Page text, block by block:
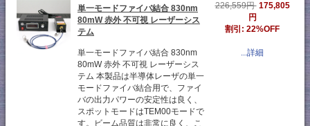
単一モードファイバ結合 830nm
80mW 赤外 不可視 レーザーシス
テム
単一モードファイバ結合 830nm
80mW 赤外 不可視 レーザーシス
テム 本製品は半導体レーザの単一
モードファイバ結合用で、ファイ
バの出力パワーの安定性は良く、
スポットモードはTEM00モードで
す。ビーム品質は非常に良く、こ
226,559円 175,805
円
割引: 22%OFF
...詳細